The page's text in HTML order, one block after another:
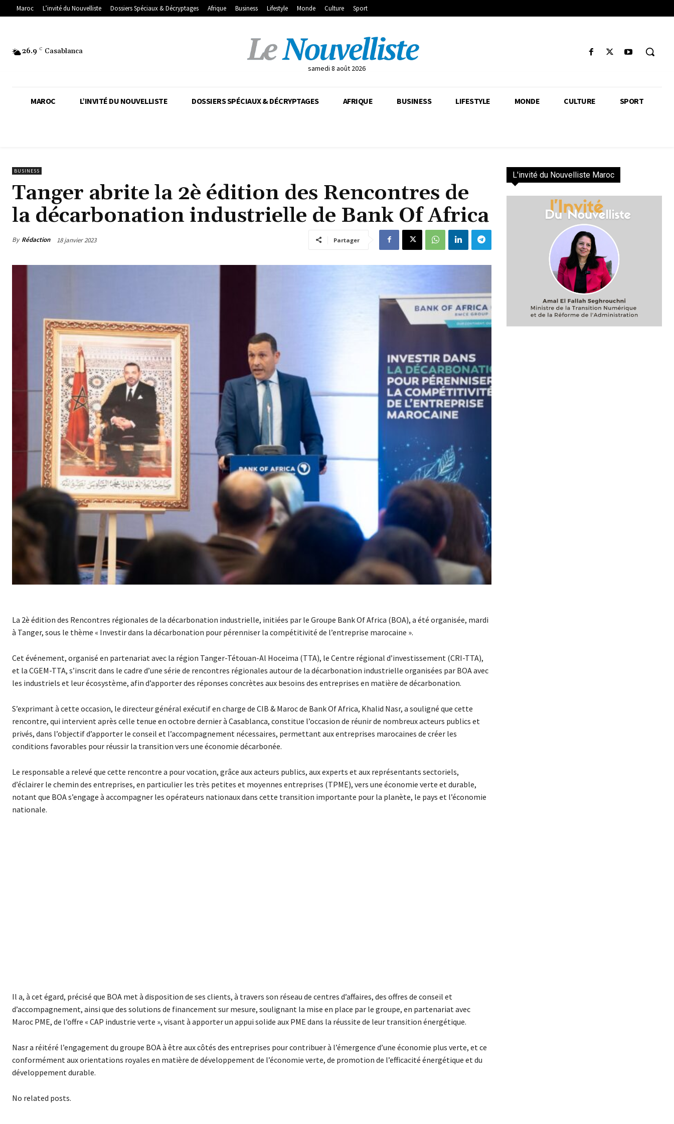
Maroc L’invité du Nouvelliste Dossiers Spéciaux & Décryptages Afrique Business Lifestyle Monde Culture Sport
26.9 C Casablanca
samedi 8 août 2026
MAROC L’INVITÉ DU NOUVELLISTE DOSSIERS SPÉCIAUX & DÉCRYPTAGES AFRIQUE BUSINESS LIFESTYLE MONDE CULTURE SPORT
BUSINESS
Tanger abrite la 2è édition des Rencontres de
la décarbonation industrielle de Bank Of Africa
By Rédaction 18 janvier 2023 Partager
La 2è édition des Rencontres régionales de la décarbonation industrielle, initiées par le Groupe Bank Of Africa (BOA), a été organisée, mardi
à Tanger, sous le thème « Investir dans la décarbonation pour pérenniser la compétitivité de l’entreprise marocaine ».
Cet événement, organisé en partenariat avec la région Tanger-Tétouan-Al Hoceima (TTA), le Centre régional d’investissement (CRI-TTA),
et la CGEM-TTA, s’inscrit dans le cadre d’une série de rencontres régionales autour de la décarbonation industrielle organisées par BOA avec
les industriels et leur écosystème, afin d’apporter des réponses concrètes aux besoins des entreprises en matière de décarbonation.
S’exprimant à cette occasion, le directeur général exécutif en charge de CIB & Maroc de Bank Of Africa, Khalid Nasr, a souligné que cette
rencontre, qui intervient après celle tenue en octobre dernier à Casablanca, constitue l’occasion de réunir de nombreux acteurs publics et
privés, dans l’objectif d’apporter le conseil et l’accompagnement nécessaires, permettant aux entreprises marocaines de créer les
conditions favorables pour réussir la transition vers une économie décarbonée.
Le responsable a relevé que cette rencontre a pour vocation, grâce aux acteurs publics, aux experts et aux représentants sectoriels,
d’éclairer le chemin des entreprises, en particulier les très petites et moyennes entreprises (TPME), vers une économie verte et durable,
notant que BOA s’engage à accompagner les opérateurs nationaux dans cette transition importante pour la planète, le pays et l’économie
nationale.
Il a, à cet égard, précisé que BOA met à disposition de ses clients, à travers son réseau de centres d’affaires, des offres de conseil et
d’accompagnement, ainsi que des solutions de financement sur mesure, soulignant la mise en place par le groupe, en partenariat avec
Maroc PME, de l’offre « CAP industrie verte », visant à apporter un appui solide aux PME dans la réussite de leur transition énergétique.
Nasr a réitéré l’engagement du groupe BOA à être aux côtés des entreprises pour contribuer à l’émergence d’une économie plus verte, et ce
conformément aux orientations royales en matière de développement de l’économie verte, de promotion de l’efficacité énergétique et du
développement durable.
No related posts.
L'invité du Nouvelliste Maroc